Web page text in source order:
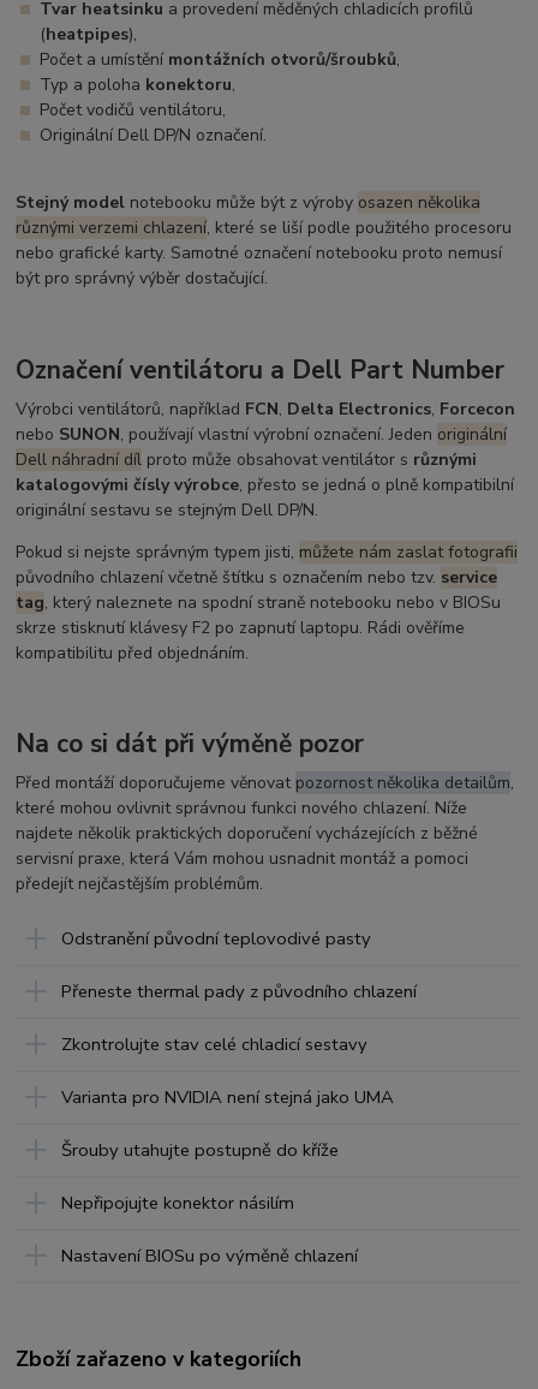
Tvar heatsinku a provedení měděných chladicích profilů
(heatpipes),
Počet a umístění montážních otvorů/šroubků,
Typ a poloha konektoru,
Počet vodičů ventilátoru,
Originální Dell DP/N označení.
Stejný model notebooku může být z výroby osazen několika
různými verzemi chlazení, které se liší podle použitého procesoru
nebo grafické karty. Samotné označení notebooku proto nemusí
být pro správný výběr dostačující.
Označení ventilátoru a Dell Part Number
Výrobci ventilátorů, například FCN, Delta Electronics, Forcecon
nebo SUNON, používají vlastní výrobní označení. Jeden originální
Dell náhradní díl proto může obsahovat ventilátor s různými
katalogovými čísly výrobce, přesto se jedná o plně kompatibilní
originální sestavu se stejným Dell DP/N.
Pokud si nejste správným typem jisti, můžete nám zaslat fotografii
původního chlazení včetně štítku s označením nebo tzv. service
tag, který naleznete na spodní straně notebooku nebo v BIOSu
skrze stisknutí klávesy F2 po zapnutí laptopu. Rádi ověříme
kompatibilitu před objednáním.
Na co si dát při výměně pozor
Před montáží doporučujeme věnovat pozornost několika detailům,
které mohou ovlivnit správnou funkci nového chlazení. Níže
najdete několik praktických doporučení vycházejících z běžné
servisní praxe, která Vám mohou usnadnit montáž a pomoci
předejít nejčastějším problémům.
Odstranění původní teplovodivé pasty
Přeneste thermal pady z původního chlazení
Zkontrolujte stav celé chladicí sestavy
Varianta pro NVIDIA není stejná jako UMA
Šrouby utahujte postupně do kříže
Nepřipojujte konektor násilím
Nastavení BIOSu po výměně chlazení
Zboží zařazeno v kategoriích